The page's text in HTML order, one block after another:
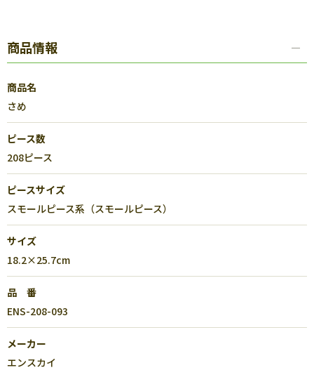
商品情報
商品名
さめ
ピース数
208ピース
ピースサイズ
スモールピース系（スモールピース）
サイズ
18.2×25.7cm
品 番
ENS-208-093
メーカー
エンスカイ